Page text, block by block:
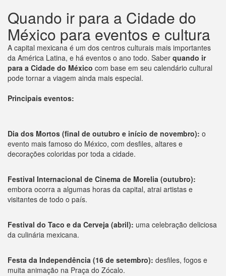
Quando ir para a Cidade do
México para eventos e cultura
A capital mexicana é um dos centros culturais mais importantes
da América Latina, e há eventos o ano todo. Saber quando ir
para a Cidade do México com base em seu calendário cultural
pode tornar a viagem ainda mais especial.
Principais eventos:
Dia dos Mortos (final de outubro e início de novembro): o
evento mais famoso do México, com desfiles, altares e
decorações coloridas por toda a cidade.
Festival Internacional de Cinema de Morelia (outubro):
embora ocorra a algumas horas da capital, atrai artistas e
visitantes de todo o país.
Festival do Taco e da Cerveja (abril): uma celebração deliciosa
da culinária mexicana.
Festa da Independência (16 de setembro): desfiles, fogos e
muita animação na Praça do Zócalo.